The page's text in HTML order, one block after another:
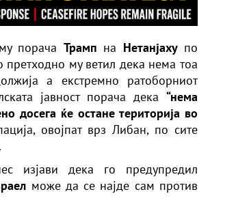
му порача Трамп на Нетанјахупо
претходно му ветил дека нема тоа
а екстремно ратоборниот
јавност порача дека“нема
досега ќе остане територија во
овојпат врз Либан, по сите
изјави дека го предупредил
може да се најде сам против